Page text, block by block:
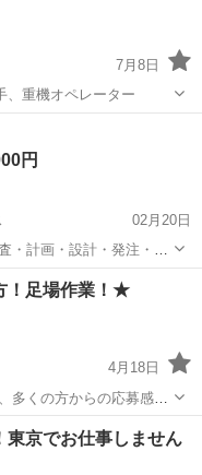
7月8日
、重機オペレーター
円
02月20日
・計画・設計・発注・工
支援するための業務をご
業務から、適性やご経
！足場作業！★
4月18日
企業から偵察に来る方が
らの応募はスルーさせて
場
東京でお仕事しません